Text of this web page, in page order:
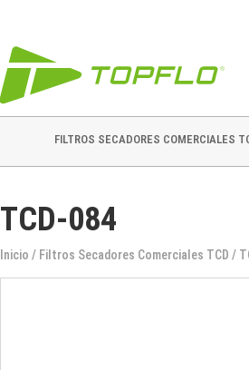
FILTROS SECADORES COMERCIALES
TCD-084
Inicio / Filtros Secadores Comerciales TCD /